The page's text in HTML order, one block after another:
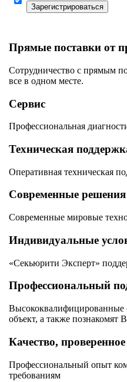
Зарегистрироваться
Прямые поставки от
Сотрудничество с прямым
все в одном месте.
Сервис
Профессиональная
Техническая
Оперативная техническая
Современные решения
Современные мировые
Индивидуальные
«Секьюрити Эксперт»
Профессиональный
Высококвалифицированные
объект, а также познакомят
Качество,
Профессиональный опыт
требованиям